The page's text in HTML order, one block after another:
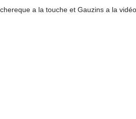
a la touche et Gauzins a la